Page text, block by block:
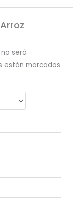
será
están marcados